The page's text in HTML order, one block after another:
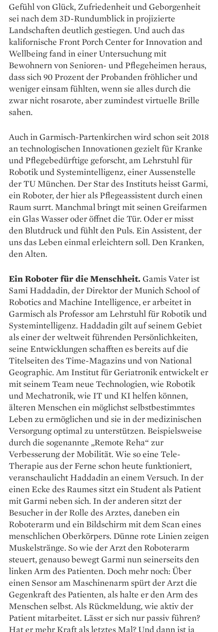
Gefühl von Glück, Zufriedenheit und Geborgenheit
sei nach dem 3D-Rundumblick in projizierte
Landschaften deutlich gestiegen. Und auch das
kalifornische Front Porch Center for Innovation and
Wellbeing fand in einer Untersuchung mit
Bewohnern von Senioren- und Pflegeheimen heraus,
dass sich 90 Prozent der Probanden fröhlicher und
weniger einsam fühlten, wenn sie alles durch die
zwar nicht rosarote, aber zumindest virtuelle Brille
sahen.
Auch in Garmisch-Partenkirchen wird schon seit 2018
an technologischen Innovationen gezielt für Kranke
und Pflegebedürftige geforscht, am Lehrstuhl für
Robotik und System­intelligenz, einer Aussenstelle
der TU München. Der Star des Instituts heisst Garmi,
ein Roboter, der hier als Pflegeassistent durch einen
Raum surrt. Manchmal bringt mit seinen Greifarmen
ein Glas Wasser oder öffnet die Tür. Oder er misst
den Blutdruck und fühlt den Puls. Ein Assistent, der
uns das Leben einmal erleichtern soll. Den Kranken,
den Alten.
Ein Roboter für die Menschheit. Gamis Vater ist
Sami Haddadin, der Direktor der Munich School of
Robotics and Machine Intelligence, er arbeitet in
Garmisch als Professor am Lehrstuhl für Robotik und
Systemintelligenz. Haddadin gilt auf seinem Gebiet
als einer der weltweit führenden Persönlichkeiten,
seine Entwicklungen schafften es bereits auf die
Titelseiten des Time-Magazins und von National
Geographic. Am Institut für Geriatronik entwickelt er
mit seinem Team neue Technologien, wie Robotik
und Mechatronik, wie IT und KI helfen können,
älteren Menschen ein möglichst selbstbestimmtes
Leben zu ermöglichen und sie in der medizinischen
Versorgung optimal zu unterstützen. Beispielsweise
durch die sogenannte „Remote Reha“ zur
Verbesserung der Mobilität. Wie so eine Tele-
Therapie aus der Ferne schon heute funktioniert,
veranschaulicht Haddadin an einem Versuch. In der
einen Ecke des Raumes sitzt ein Student als Patient
mit Garmi neben sich. In der anderen sitzt der
Besucher in der Rolle des Arztes, daneben ein
Roboterarm und ein Bildschirm mit dem Scan eines
menschlichen Oberkörpers. Dünne rote Linien zeigen
Muskelstränge. So wie der Arzt den Roboterarm
steuert, genauso bewegt Garmi nun seinerseits den
linken Arm des Patienten. Doch mehr noch: Über
einen Sensor am Maschinenarm spürt der Arzt die
Gegenkraft des Patienten, als halte er den Arm des
Menschen selbst. Als Rückmeldung, wie aktiv der
Patient mitarbeitet. Lässt er sich nur passiv führen?
Hat er mehr Kraft als letztes Mal? Und dann ist ja